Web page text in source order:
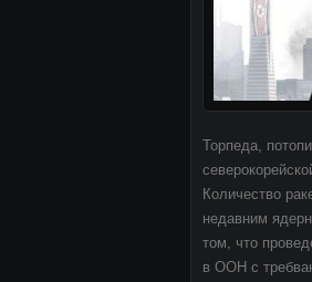
Торпеда,
Количество
недавним
том, что
в ООН с